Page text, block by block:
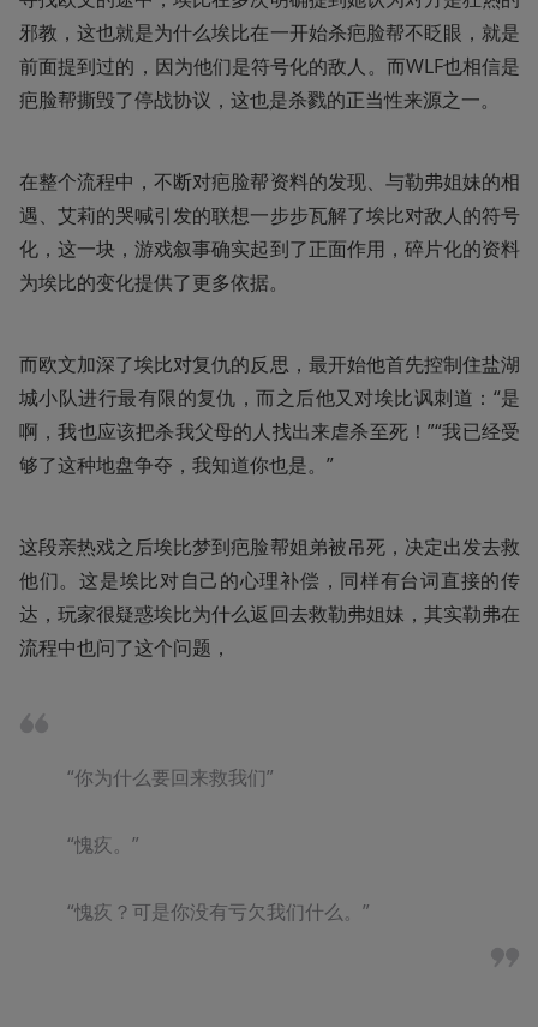
邪教，这也就是为什么埃比在一开始杀疤脸帮不眨眼，就是
前面提到过的，因为他们是符号化的敌人。而WLF也相信是
疤脸帮撕毁了停战协议，这也是杀戮的正当性来源之一。
在整个流程中，不断对疤脸帮资料的发现、与勒弗姐妹的相
遇、艾莉的哭喊引发的联想一步步瓦解了埃比对敌人的符号
化，这一块，游戏叙事确实起到了正面作用，碎片化的资料
为埃比的变化提供了更多依据。
而欧文加深了埃比对复仇的反思，最开始他首先控制住盐湖
城小队进行最有限的复仇，而之后他又对埃比讽刺道：“是
啊，我也应该把杀我父母的人找出来虐杀至死！”“我已经受
够了这种地盘争夺，我知道你也是。”
这段亲热戏之后埃比梦到疤脸帮姐弟被吊死，决定出发去救
他们。这是埃比对自己的心理补偿，同样有台词直接的传
达，玩家很疑惑埃比为什么返回去救勒弗姐妹，其实勒弗在
流程中也问了这个问题，
“你为什么要回来救我们”
“愧疚。”
“愧疚？可是你没有亏欠我们什么。”